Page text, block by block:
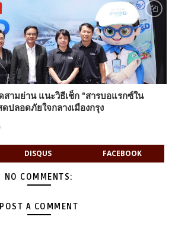
สามย่าน แนะวิธีเช็ก "สารบอแรกซ์ใน
ปลอดภัยใจกลางเมืองกรุง
DISQUS FACEBOOK
NO COMMENTS:
POST A COMMENT